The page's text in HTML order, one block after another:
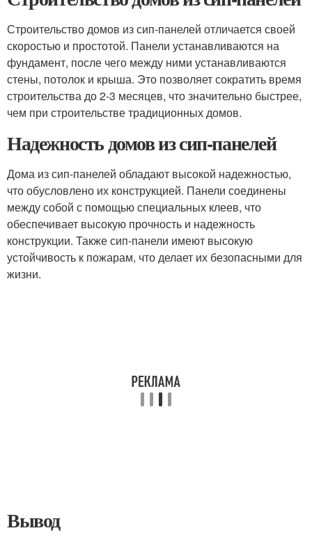
Строительство домов из сип-панелей отличается своей
скоростью и простотой. Панели устанавливаются на
фундамент, после чего между ними устанавливаются
стены, потолок и крыша. Это позволяет сократить время
строительства до 2-3 месяцев, что значительно быстрее,
чем при строительстве традиционных домов.
Надежность домов из сип-панелей
Дома из сип-панелей обладают высокой надежностью,
что обусловлено их конструкцией. Панели соединены
между собой с помощью специальных клеев, что
обеспечивает высокую прочность и надежность
конструкции. Также сип-панели имеют высокую
устойчивость к пожарам, что делает их безопасными для
жизни.
Вывод